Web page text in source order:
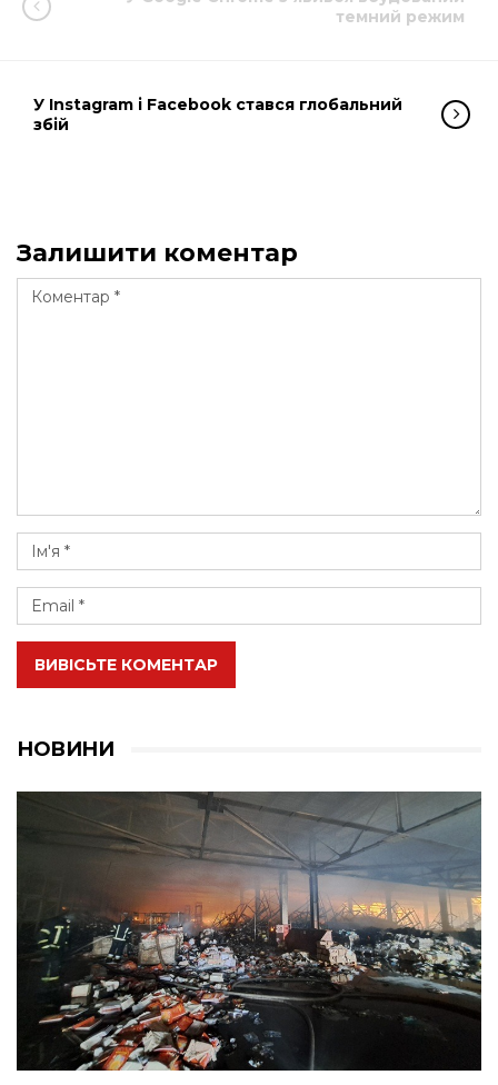
темний режим
У Instagram і Facebook стався глобальний
збій
Залишити коментар
ВИВІСЬТЕ КОМЕНТАР
НОВИНИ